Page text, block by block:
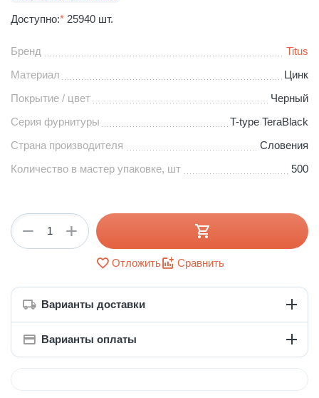
Доступно:* 25940 шт.
Бренд
Titus
Материал
Цинк
Покрытие / цвет
Черный
Серия фурнитуры
T-type TeraBlack
Страна производителя
Словения
Количество в мастер упаковке, шт
500
+
−
Отложить Сравнить
Варианты доставки
Варианты оплаты